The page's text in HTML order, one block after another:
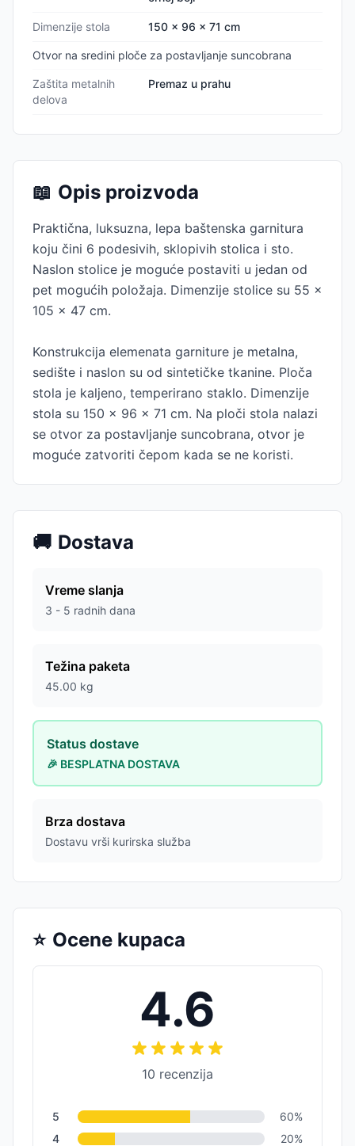
Dimenzije stola 150 x 96 x 71 cm
Otvor na sredini ploče za postavljanje suncobrana
Zaštita metalnih
delova
Premaz u prahu
📖 Opis proizvoda
Praktična, luksuzna, lepa baštenska garnitura
koju čini 6 podesivih, sklopivih stolica i sto.
Naslon stolice je moguće postaviti u jedan od
pet mogućih položaja. Dimenzije stolice su 55 x
105 x 47 cm.
Konstrukcija elemenata garniture je metalna,
sedište i naslon su od sintetičke tkanine. Ploča
stola je kaljeno, temperirano staklo. Dimenzije
stola su 150 x 96 x 71 cm. Na ploči stola nalazi
se otvor za postavljanje suncobrana, otvor je
moguće zatvoriti čepom kada se ne koristi.
🚚 Dostava
Vreme slanja
3 - 5 radnih dana
Težina paketa
45.00 kg
Status dostave
🎉 BESPLATNA DOSTAVA
Brza dostava
Dostavu vrši kurirska služba
⭐ Ocene kupaca
4.6
10 recenzija
5 60%
4
20%